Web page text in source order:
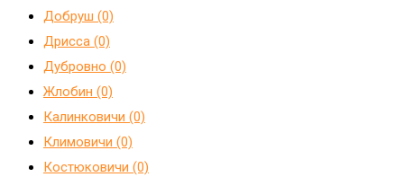
Добруш (0)
Дрисса (0)
Дубровно (0)
Жлобин (0)
Калинковичи (0)
Климовичи (0)
Костюковичи (0)